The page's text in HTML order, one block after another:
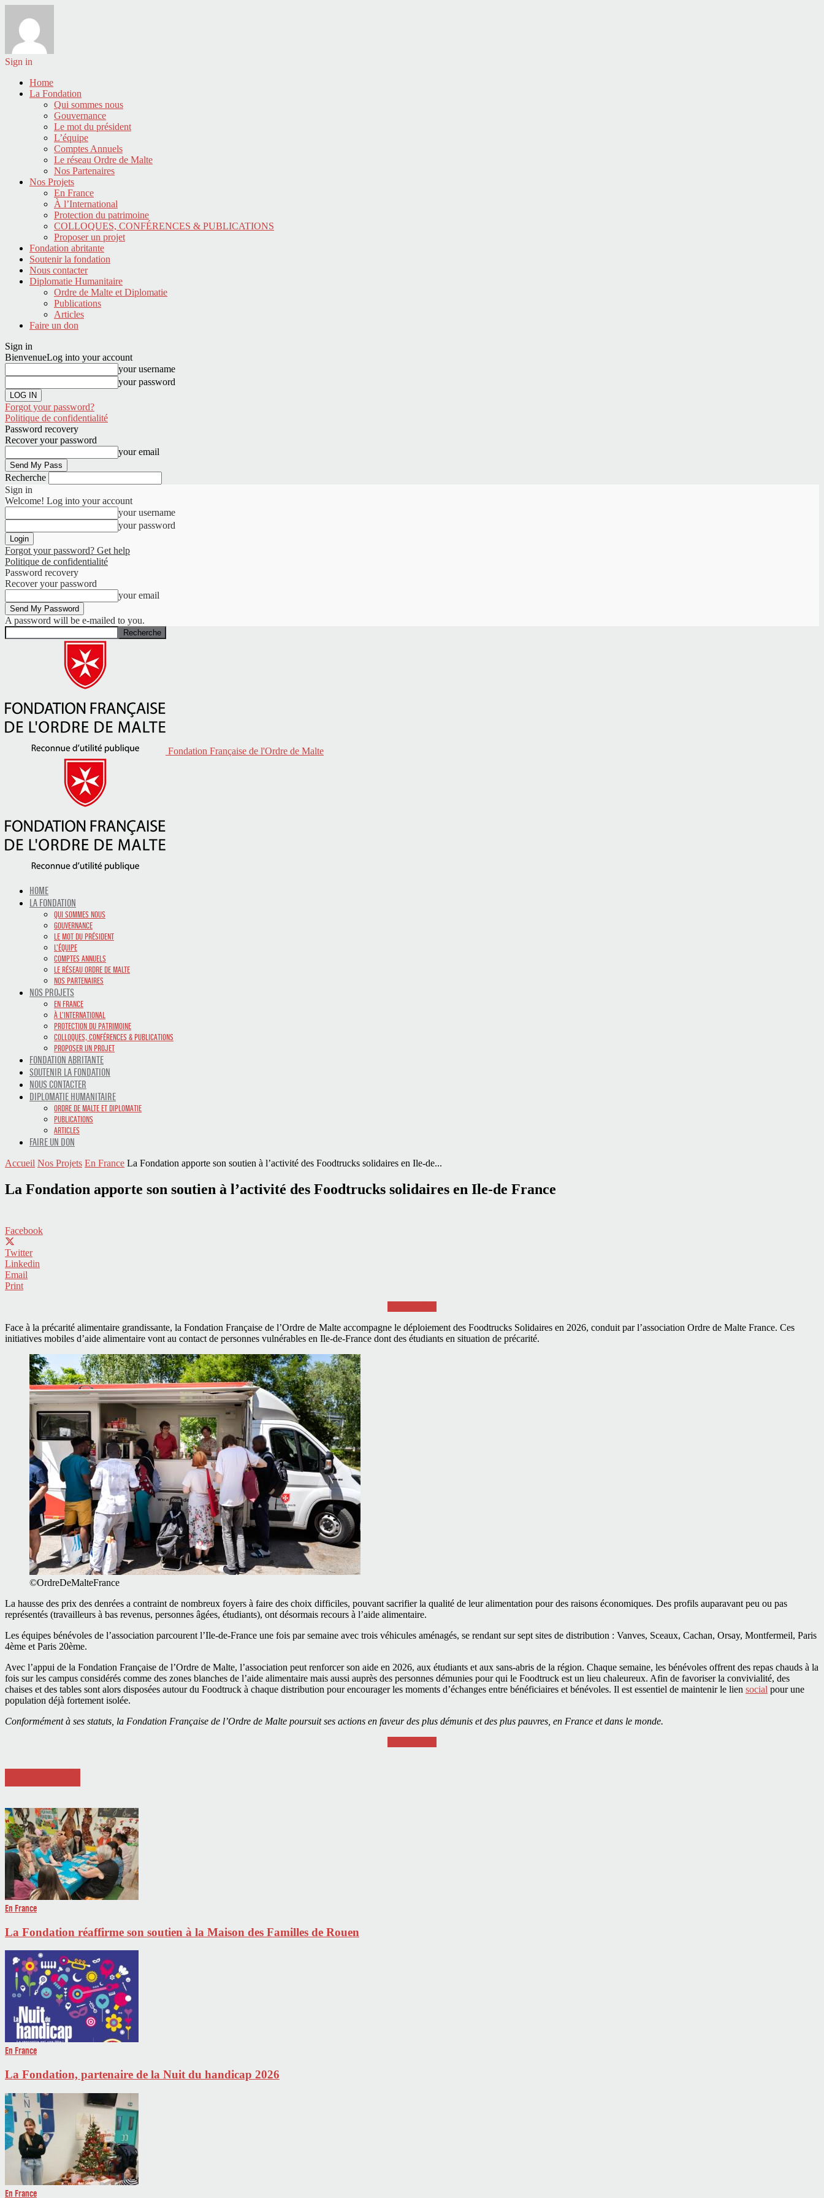
Sign in
Home
La Fondation
Qui sommes nous
Gouvernance
Le mot du président
L’équipe
Comptes Annuels
Le réseau Ordre de Malte
Nos Partenaires
Nos Projets
En France
À l’International
Protection du patrimoine
COLLOQUES, CONFÉRENCES & PUBLICATIONS
Proposer un projet
Fondation abritante
Soutenir la fondation
Nous contacter
Diplomatie Humanitaire
Ordre de Malte et Diplomatie
Publications
Articles
Faire un don
Sign in
BienvenueLog into your account
your username
your password
Forgot your password?
Politique de confidentialité
Password recovery
Recover your password
your email
Recherche
Sign in
Welcome! Log into your account
your username
your password
Forgot your password? Get help
Politique de confidentialité
Password recovery
Recover your password
your email
A password will be e-mailed to you.
Fondation Française de l'Ordre de Malte
HOME
LA FONDATION
QUI SOMMES NOUS
GOUVERNANCE
LE MOT DU PRÉSIDENT
L’ÉQUIPE
COMPTES ANNUELS
LE RÉSEAU ORDRE DE MALTE
NOS PARTENAIRES
NOS PROJETS
EN FRANCE
À L’INTERNATIONAL
PROTECTION DU PATRIMOINE
COLLOQUES, CONFÉRENCES & PUBLICATIONS
PROPOSER UN PROJET
FONDATION ABRITANTE
SOUTENIR LA FONDATION
NOUS CONTACTER
DIPLOMATIE HUMANITAIRE
ORDRE DE MALTE ET DIPLOMATIE
PUBLICATIONS
ARTICLES
FAIRE UN DON
Accueil Nos Projets En France La Fondation apporte son soutien à l’activité des Foodtrucks solidaires en Ile-de...
La Fondation apporte son soutien à l’activité des Foodtrucks solidaires en Ile-de France
Facebook
Twitter
Linkedin
Email
Print
Face à la précarité alimentaire grandissante, la Fondation Française de l’Ordre de Malte accompagne le déploiement des Foodtrucks Solidaires en 2026, conduit par l’association Ordre de Malte France. Ces
initiatives mobiles d’aide alimentaire vont au contact de personnes vulnérables en Ile-de-France dont des étudiants en situation de précarité.
©OrdreDeMalteFrance
La hausse des prix des denrées a contraint de nombreux foyers à faire des choix difficiles, pouvant sacrifier la qualité de leur alimentation pour des raisons économiques. Des profils auparavant peu ou pas
représentés (travailleurs à bas revenus, personnes âgées, étudiants), ont désormais recours à l’aide alimentaire.
Les équipes bénévoles de l’association parcourent l’Ile-de-France une fois par semaine avec trois véhicules aménagés, se rendant sur sept sites de distribution : Vanves, Sceaux, Cachan, Orsay, Montfermeil, Paris
4ème et Paris 20ème.
Avec l’appui de la Fondation Française de l’Ordre de Malte, l’association peut renforcer son aide en 2026, aux étudiants et aux sans-abris de la région. Chaque semaine, les bénévoles offrent des repas chauds à la
fois sur les campus considérés comme des zones blanches de l’aide alimentaire mais aussi auprès des personnes démunies pour qui le Foodtruck est un lieu chaleureux. Afin de favoriser la convivialité, des
chaises et des tables sont alors disposées autour du Foodtruck à chaque distribution pour encourager les moments d’échanges entre bénéficiaires et bénévoles. Il est essentiel de maintenir le lien social pour une
population déjà fortement isolée.
Conformément à ses statuts, la Fondation Française de l’Ordre de Malte poursuit ses actions en faveur des plus démunis et des plus pauvres, en France et dans le monde.
En France
La Fondation réaffirme son soutien à la Maison des Familles de Rouen
En France
La Fondation, partenaire de la Nuit du handicap 2026
En France